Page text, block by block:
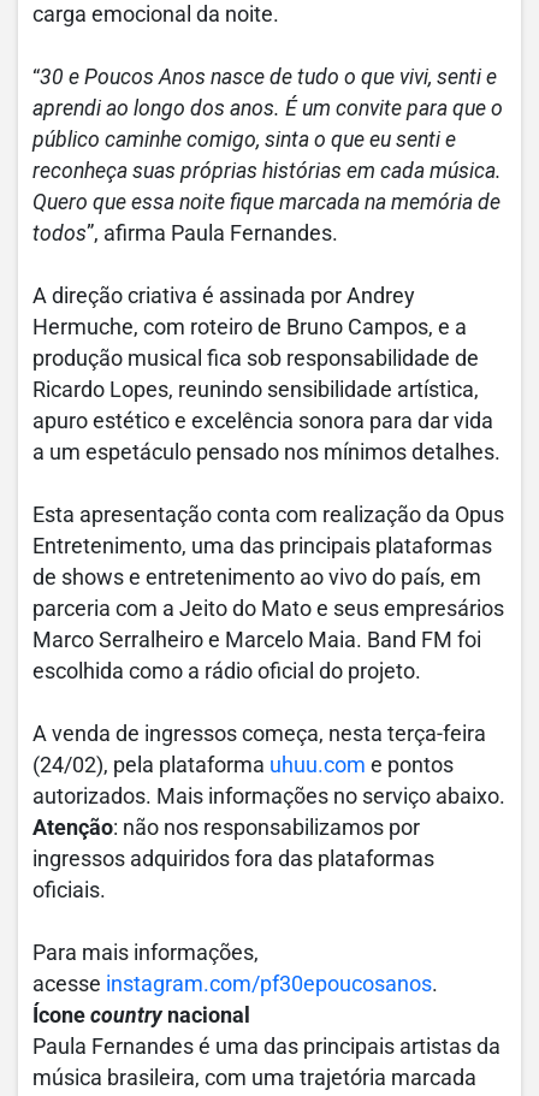
carga emocional da noite.
“30 e Poucos Anos nasce de tudo o que vivi, senti e
aprendi ao longo dos anos. É um convite para que o
público caminhe comigo, sinta o que eu senti e
reconheça suas próprias histórias em cada música.
Quero que essa noite fique marcada na memória de
todos”, afirma Paula Fernandes.
A direção criativa é assinada por Andrey
Hermuche, com roteiro de Bruno Campos, e a
produção musical fica sob responsabilidade de
Ricardo Lopes, reunindo sensibilidade artística,
apuro estético e excelência sonora para dar vida
a um espetáculo pensado nos mínimos detalhes.
Esta apresentação conta com realização da Opus
Entretenimento, uma das principais plataformas
de shows e entretenimento ao vivo do país, em
parceria com a Jeito do Mato e seus empresários
Marco Serralheiro e Marcelo Maia. Band FM foi
escolhida como a rádio oficial do projeto.
A venda de ingressos começa, nesta terça-feira
(24/02), pela plataforma uhuu.com e pontos
autorizados. Mais informações no serviço abaixo.
Atenção: não nos responsabilizamos por
ingressos adquiridos fora das plataformas
oficiais.
Para mais informações,
acesse instagram.com/pf30epoucosanos.
Ícone country nacional
Paula Fernandes é uma das principais artistas da
música brasileira, com uma trajetória marcada